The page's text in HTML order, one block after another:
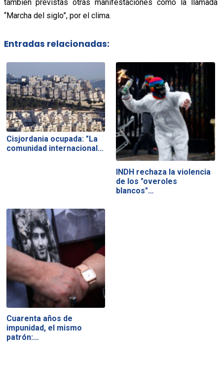
también previstas otras manifestaciones como la llamada
“Marcha del siglo”, por el clima.
Entradas relacionadas:
Cisjordania ocupada: "La
comunidad internacional…
INDH rechaza la violencia
de los "overoles
blancos"…
Cuarenta años de
impunidad, el mismo
patrón:…